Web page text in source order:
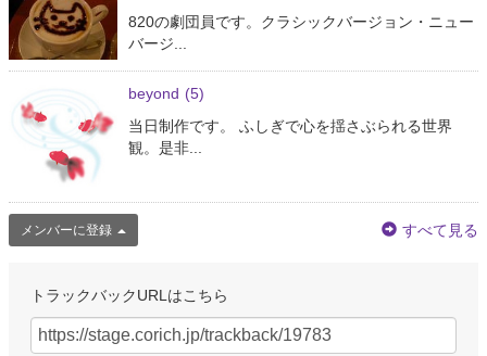
820の劇団員です。クラシックバージョン・ニュー
バージ...
beyond (5)
当日制作です。 ふしぎで心を揺さぶられる世界
観。是非...
メンバーに登録 すべて見る
トラックバックURLはこちら